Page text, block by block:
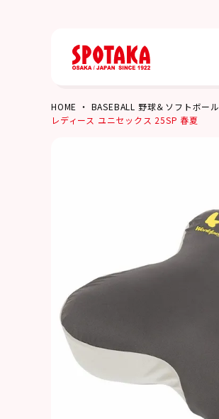
HOME BASEBALL 野球＆ソフトボール
レディース ユニセックス 25SP 春夏